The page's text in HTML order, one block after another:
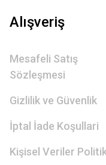
Alışveriş
Mesafeli Satış
Sözleşmesi
Gizlilik ve Güvenlik
İptal İade Koşullari
Kişisel Veriler